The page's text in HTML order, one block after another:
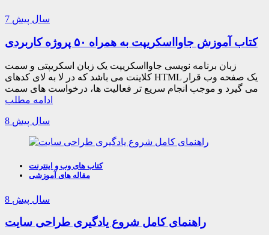
7 سال پیش
کتاب آموزش جاوااسکریپت به همراه ۵۰ پروژه کاربردی
زبان برنامه نویسی جاوااسکریپت یک زبان اسکریپتی و سمت
کلاینت می باشد که در لا به لای کدهای HTML یک صفحه وب قرار
می گیرد و موجب انجام سریع تر فعالیت ها، درخواست های سمت
ادامه مطلب
8 سال پیش
کتاب های وب و اینترنت
مقاله های آموزشی
8 سال پیش
راهنمای کامل شروع یادگیری طراحی سایت